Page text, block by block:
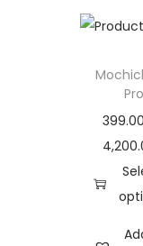
Pro